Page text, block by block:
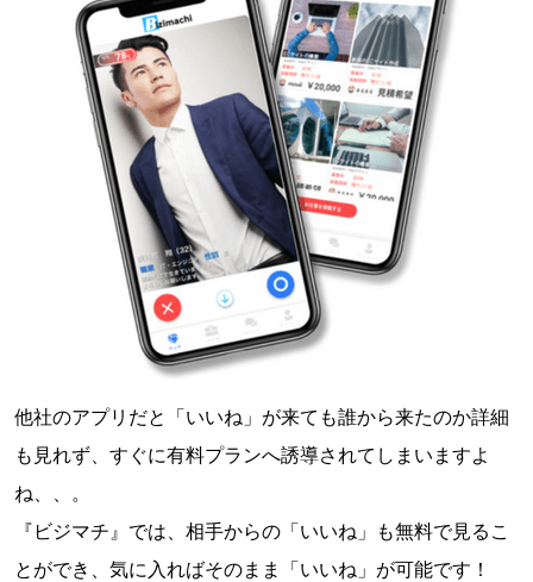
他社のアプリだと「いいね」が来ても誰から来たのか詳細
も見れず、すぐに有料プランへ誘導されてしまいますよ
ね、、。
『ビジマチ』では、相手からの「いいね」も無料で見るこ
とができ、気に入ればそのまま「いいね」が可能です！